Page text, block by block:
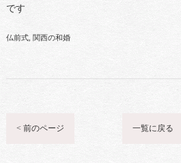
です
仏前式 関西の和婚
< 前のページ 一覧に戻る